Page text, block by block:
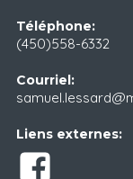
Téléphone:
(450)558-6332
Courriel:
Liens externes: